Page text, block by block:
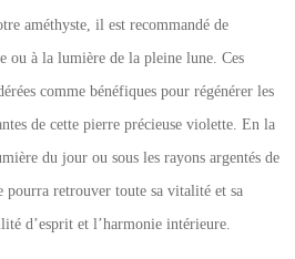
améthyste, il est recommandé de
ou à la lumière de la pleine lune. Ces
comme bénéfiques pour régénérer les
de cette pierre précieuse violette. En la
du jour ou sous les rayons argentés de
pourra retrouver toute sa vitalité et sa
d’esprit et l’harmonie intérieure.